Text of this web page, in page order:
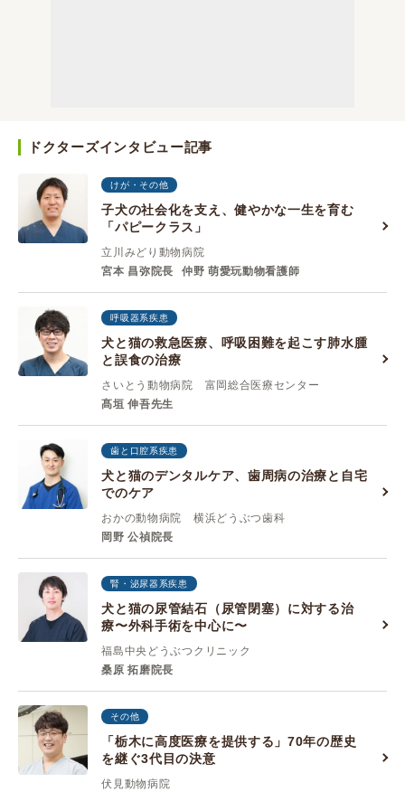
ドクターズインタビュー記事
けが・その他
子犬の社会化を支え、健やかな一生を育む
「パピークラス」
立川みどり動物病院
宮本 昌弥院長
仲野 萌愛玩動物看護師
呼吸器系疾患
犬と猫の救急医療、呼吸困難を起こす肺水腫
と誤食の治療
さいとう動物病院 富岡総合医療センター
髙垣 伸吾先生
歯と口腔系疾患
犬と猫のデンタルケア、歯周病の治療と自宅
でのケア
おかの動物病院 横浜どうぶつ歯科
岡野 公禎院長
腎・泌尿器系疾患
犬と猫の尿管結石（尿管閉塞）に対する治
療〜外科手術を中心に〜
福島中央どうぶつクリニック
桑原 拓磨院長
その他
「栃木に高度医療を提供する」70年の歴史
を継ぐ3代目の決意
伏見動物病院